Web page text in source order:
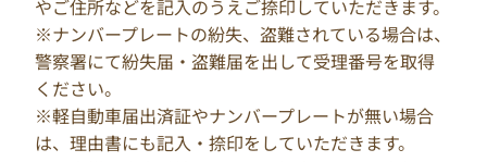
やご住所などを記入のうえご捺印していただきます。
※ナンバープレートの紛失、盗難されている場合は、
警察署にて紛失届・盗難届を出して受理番号を取得
ください。
※軽自動車届出済証やナンバープレートが無い場合
は、理由書にも記入・捺印をしていただきます。